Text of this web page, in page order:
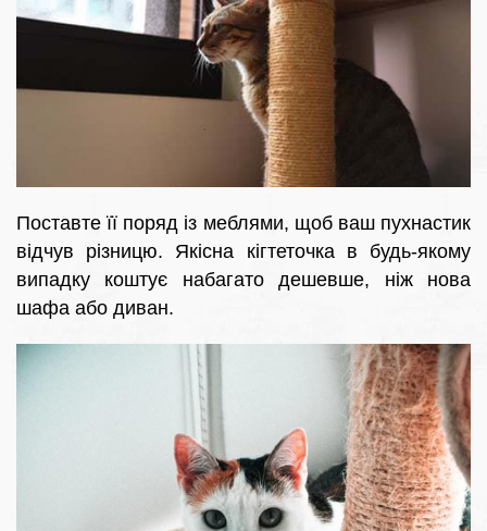
Поставте її поряд із меблями, щоб ваш пухнастик
відчув різницю. Якісна кігтеточка в будь-якому
випадку коштує набагато дешевше, ніж нова
шафа або диван.